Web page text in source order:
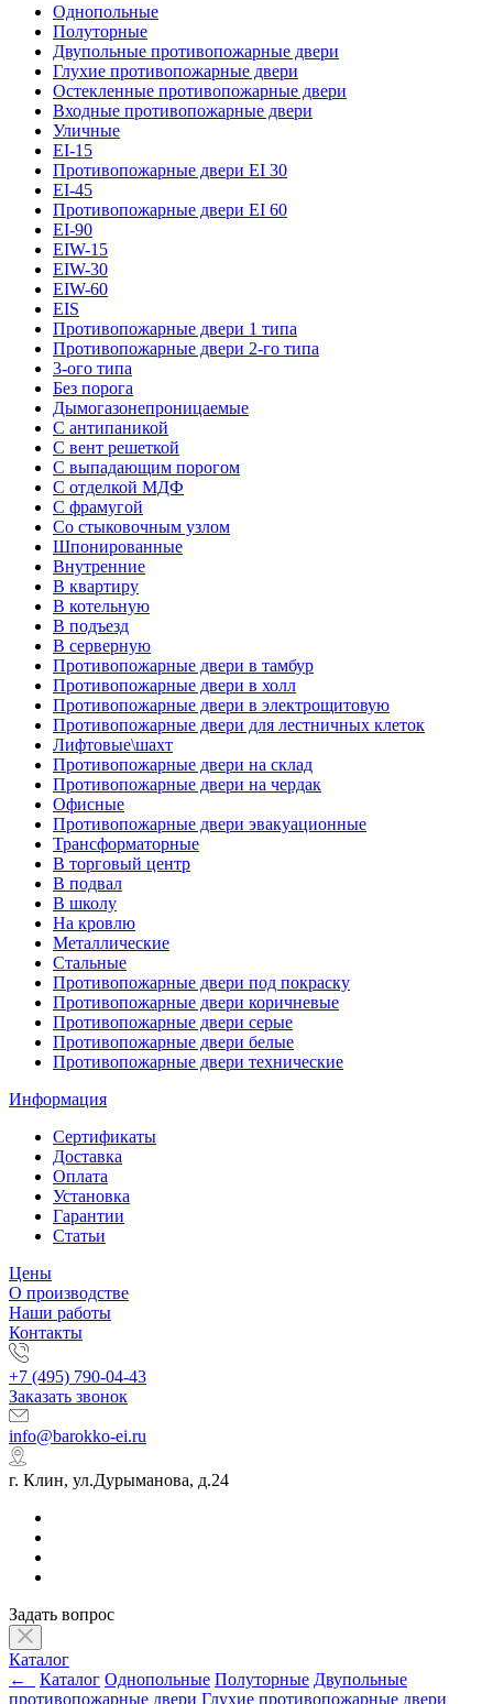
Однопольные
Полуторные
Двупольные противопожарные двери
Глухие противопожарные двери
Остекленные противопожарные двери
Входные противопожарные двери
Уличные
EI-15
Противопожарные двери EI 30
EI-45
Противопожарные двери EI 60
EI-90
EIW-15
EIW-30
EIW-60
EIS
Противопожарные двери 1 типа
Противопожарные двери 2-го типа
3-ого типа
Без порога
Дымогазонепроницаемые
С антипаникой
С вент решеткой
С выпадающим порогом
С отделкой МДФ
С фрамугой
Со стыковочным узлом
Шпонированные
Внутренние
В квартиру
В котельную
В подъезд
В серверную
Противопожарные двери в тамбур
Противопожарные двери в холл
Противопожарные двери в электрощитовую
Противопожарные двери для лестничных клеток
Лифтовые\шахт
Противопожарные двери на склад
Противопожарные двери на чердак
Офисные
Противопожарные двери эвакуационные
Трансформаторные
В торговый центр
В подвал
В школу
На кровлю
Металлические
Стальные
Противопожарные двери под покраску
Противопожарные двери коричневые
Противопожарные двери серые
Противопожарные двери белые
Противопожарные двери технические
Информация
Сертификаты
Доставка
Оплата
Установка
Гарантии
Статьи
Цены
О производстве
Наши работы
Контакты
+7 (495) 790-04-43
Заказать звонок
info@barokko-ei.ru
г. Клин, ул.Дурыманова, д.24
Задать вопрос
Каталог
←
Каталог Однопольные Полуторные Двупольные
противопожарные двери Глухие противопожарные двери